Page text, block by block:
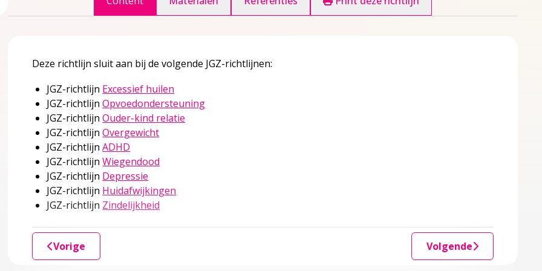
over 1 Inleiding
over 2 Kennismodule
Deze richtlijn sluit aan bij de volgende JGZ-richtlijnen:
JGZ-richtlijn Excessief huilen
JGZ-richtlijnOpvoedondersteuningDeze linkt opent in een nieuw tabblad
JGZ-richtlijnOuder-kind relatie
JGZ-richtlijnOvergewichtDeze linkt opent in een nieuw tabblad
JGZ-richtlijnADHD
JGZ-richtlijnWiegendood
JGZ-richtlijn Depressie
JGZ-richtlijn Huidafwijkingen
JGZ-richtlijn Zindelijkheid
Vorige Volgende